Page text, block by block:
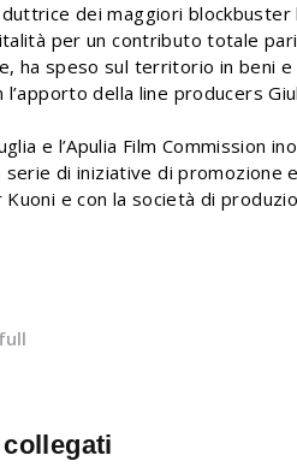
dei maggiori
per un contributo totale
ha speso sul territorio in beni
della line producers
e l’Apulia Film Commission
serie di iniziative di promozione
e con la società di